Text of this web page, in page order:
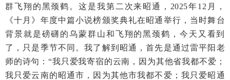
群飞翔的黑颈鹤。这是我第二次来昭通，2025年12月，
《十月》年度中篇小说榜颁奖典礼在昭通举行，当时舞台
背景就是磅礴的乌蒙群山和飞翔的黑颈鹤，今天又看到
了，只是季节不同。我了解到昭通，首先是通过雷平阳老
师的诗句：“我只爱我寄宿的云南，因为其他省我都不爱；
我只爱云南的昭通市，因为其他市我都不爱；我只爱昭通